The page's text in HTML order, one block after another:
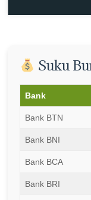
Suku
Bank
Bank BTN
Bank BNI
Bank BCA
Bank BRI